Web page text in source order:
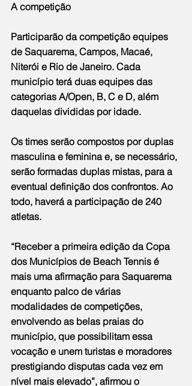
A competição
Participarão da competição equipes
de Saquarema, Campos, Macaé,
Niterói e Rio de Janeiro. Cada
município terá duas equipes das
categorias A/Open, B, C e D, além
daquelas divididas por idade.
Os times serão compostos por duplas
masculina e feminina e, se necessário,
serão formadas duplas mistas, para a
eventual definição dos confrontos. Ao
todo, haverá a participação de 240
atletas.
“Receber a primeira edição da Copa
dos Municípios de Beach Tennis é
mais uma afirmação para Saquarema
enquanto palco de várias
modalidades de competições,
envolvendo as belas praias do
município, que possibilitam essa
vocação e unem turistas e moradores
prestigiando disputas cada vez em
nível mais elevado”, afirmou o